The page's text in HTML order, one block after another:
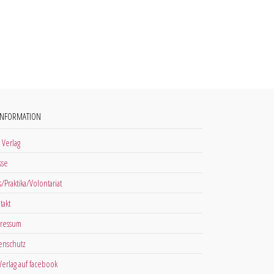
Praktika/Volontariat
auf facebook